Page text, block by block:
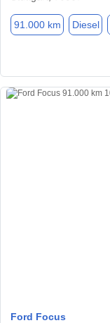
91.000 km Diesel
Ford Focus